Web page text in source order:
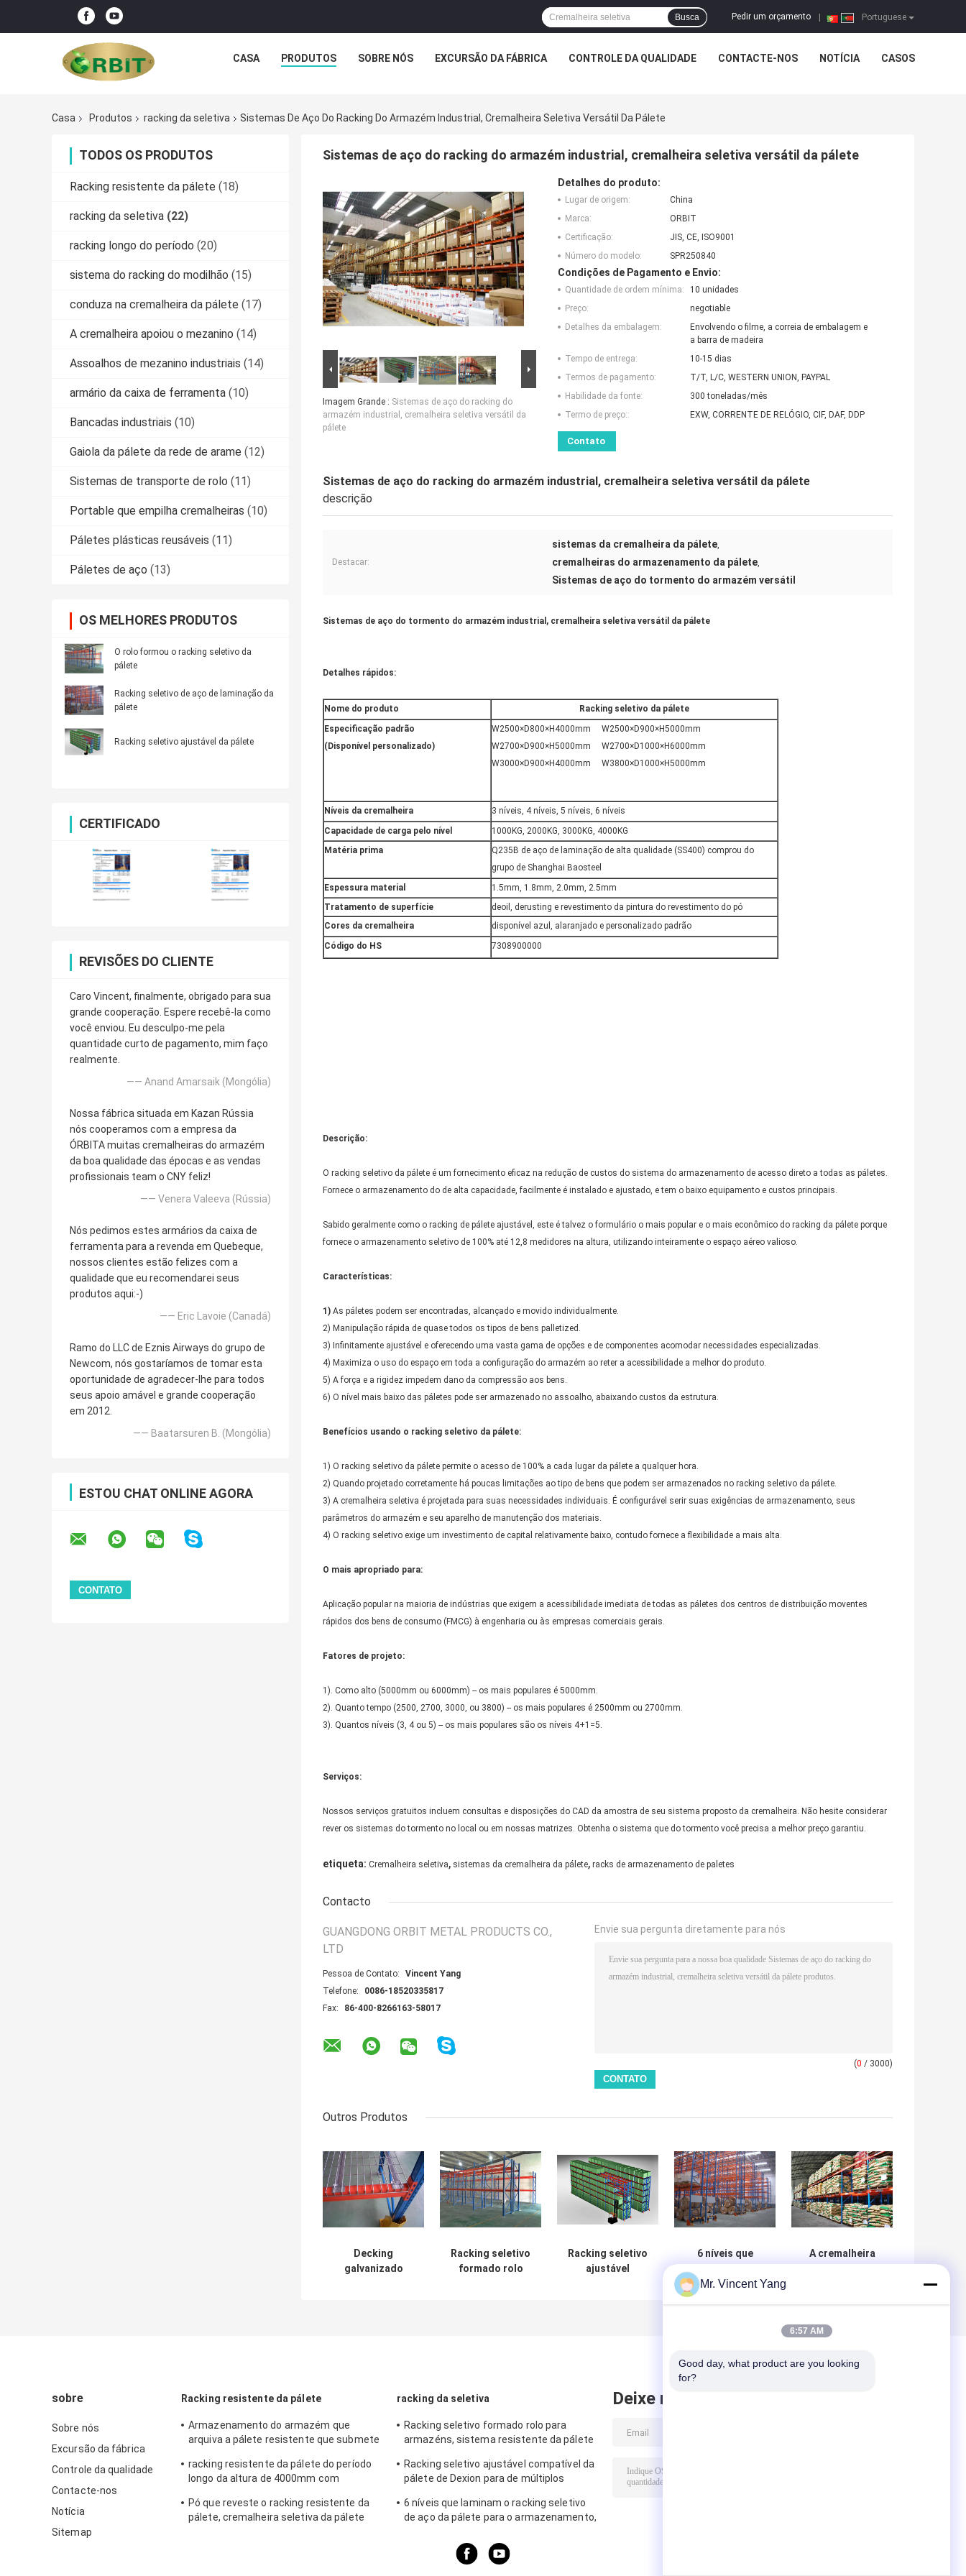
Portuguese
Pedir um orçamento
Busca
CASA PRODUTOS SOBRE NÓS EXCURSÃO DA FÁBRICA CONTROLE DA QUALIDADE CONTACTE-NOS NOTÍCIA CASOS
Casa Produtos racking da seletiva Sistemas De Aço Do Racking Do Armazém Industrial, Cremalheira Seletiva Versátil Da Pálete
TODOS OS PRODUTOS
Racking resistente da pálete (18)
racking da seletiva (22)
racking longo do período (20)
sistema do racking do modilhão (15)
conduza na cremalheira da pálete (17)
A cremalheira apoiou o mezanino (14)
Assoalhos de mezanino industriais (14)
armário da caixa de ferramenta (10)
Bancadas industriais (10)
Gaiola da pálete da rede de arame (12)
Sistemas de transporte de rolo (11)
Portable que empilha cremalheiras (10)
Páletes plásticas reusáveis (11)
Páletes de aço (13)
OS MELHORES PRODUTOS
O rolo formou o racking seletivo da
pálete
Racking seletivo de aço de laminação da
pálete
Racking seletivo ajustável da pálete
CERTIFICADO
REVISÕES DO CLIENTE
Caro Vincent, finalmente, obrigado para sua
grande cooperação. Espere recebê-la como
você enviou. Eu desculpo-me pela
quantidade curto de pagamento, mim faço
realmente.
—— Anand Amarsaik (Mongólia)
Nossa fábrica situada em Kazan Rússia
nós cooperamos com a empresa da
ÓRBITA muitas cremalheiras do armazém
da boa qualidade das épocas e as vendas
profissionais team o CNY feliz!
—— Venera Valeeva (Rússia)
Nós pedimos estes armários da caixa de
ferramenta para a revenda em Quebeque,
nossos clientes estão felizes com a
qualidade que eu recomendarei seus
produtos aqui:-)
—— Eric Lavoie (Canadá)
Ramo do LLC de Eznis Airways do grupo de
Newcom, nós gostaríamos de tomar esta
oportunidade de agradecer-lhe para todos
seus apoio amável e grande cooperação
em 2012.
—— Baatarsuren B. (Mongólia)
ESTOU CHAT ONLINE AGORA
Sistemas de aço do racking do armazém industrial, cremalheira seletiva versátil da pálete
Imagem Grande : Sistemas de aço do racking do
armazém industrial, cremalheira seletiva versátil da
pálete
Detalhes do produto:
Lugar de origem:
China
Marca:
ORBIT
Certificação:
JIS, CE, ISO9001
Número do modelo:
SPR250840
Condições de Pagamento e Envio:
Quantidade de ordem mínima:
10 unidades
Preço:
negotiable
Detalhes da embalagem:
Envolvendo o filme, a correia de embalagem e
a barra de madeira
Tempo de entrega:
10-15 dias
Termos de pagamento:
T/T, L/C, WESTERN UNION, PAYPAL
Habilidade da fonte:
300 toneladas/mês
Termo de preço::
EXW, CORRENTE DE RELÓGIO, CIF, DAF, DDP
Contato
Sistemas de aço do racking do armazém industrial, cremalheira seletiva versátil da pálete
descrição
Destacar:
sistemas da cremalheira da pálete,
cremalheiras do armazenamento da pálete,
Sistemas de aço do tormento do armazém versátil
Sistemas de aço do tormento do armazém industrial, cremalheira seletiva versátil da pálete
Detalhes rápidos:
Nome do produto
Racking seletivo da pálete
Especificação padrão
(Disponível personalizado)
W2500×D800×H4000mm W2500×D900×H5000mm
W2700×D900×H5000mm W2700×D1000×H6000mm
W3000×D900×H4000mm W3800×D1000×H5000mm
Níveis da cremalheira
3 níveis, 4 níveis, 5 níveis, 6 níveis
Capacidade de carga pelo nível
1000KG, 2000KG, 3000KG, 4000KG
Matéria prima
Q235B de aço de laminação de alta qualidade (SS400) comprou do
grupo de Shanghai Baosteel
Espessura material
1.5mm, 1.8mm, 2.0mm, 2.5mm
Tratamento de superfície
deoil, derusting e revestimento da pintura do revestimento do pó
Cores da cremalheira
disponível azul, alaranjado e personalizado padrão
Código do HS
7308900000
Descrição:
O racking seletivo da pálete é um fornecimento eficaz na redução de custos do sistema do armazenamento de acesso direto a todas as páletes.
Fornece o armazenamento do de alta capacidade, facilmente é instalado e ajustado, e tem o baixo equipamento e custos principais.
Sabido geralmente como o racking de pálete ajustável, este é talvez o formulário o mais popular e o mais econômico do racking da pálete porque
fornece o armazenamento seletivo de 100% até 12,8 medidores na altura, utilizando inteiramente o espaço aéreo valioso.
Características:
1) As páletes podem ser encontradas, alcançado e movido individualmente.
2) Manipulação rápida de quase todos os tipos de bens palletized.
3) Infinitamente ajustável e oferecendo uma vasta gama de opções e de componentes acomodar necessidades especializadas.
4) Maximiza o uso do espaço em toda a configuração do armazém ao reter a acessibilidade a melhor do produto.
5) A força e a rigidez impedem dano da compressão aos bens.
6) O nível mais baixo das páletes pode ser armazenado no assoalho, abaixando custos da estrutura.
Benefícios usando o racking seletivo da pálete:
1) O racking seletivo da pálete permite o acesso de 100% a cada lugar da pálete a qualquer hora.
2) Quando projetado corretamente há poucas limitações ao tipo de bens que podem ser armazenados no racking seletivo da pálete.
3) A cremalheira seletiva é projetada para suas necessidades individuais. É configurável serir suas exigências de armazenamento, seus
parâmetros do armazém e seu aparelho de manutenção dos materiais.
4) O racking seletivo exige um investimento de capital relativamente baixo, contudo fornece a flexibilidade a mais alta.
O mais apropriado para:
Aplicação popular na maioria de indústrias que exigem a acessibilidade imediata de todas as páletes dos centros de distribuição moventes
rápidos dos bens de consumo (FMCG) à engenharia ou às empresas comerciais gerais.
Fatores de projeto:
1). Como alto (5000mm ou 6000mm) -- os mais populares é 5000mm.
2). Quanto tempo (2500, 2700, 3000, ou 3800) -- os mais populares é 2500mm ou 2700mm.
3). Quantos níveis (3, 4 ou 5) -- os mais populares são os níveis 4+1=5.
Serviços:
Nossos serviços gratuitos incluem consultas e disposições do CAD da amostra de seu sistema proposto da cremalheira. Não hesite considerar
rever os sistemas do tormento no local ou em nossas matrizes. Obtenha o sistema que do tormento você precisa a melhor preço garantiu.
etiqueta: Cremalheira seletiva, sistemas da cremalheira da pálete, racks de armazenamento de paletes
Contacto
GUANGDONG ORBIT METAL PRODUCTS CO.,
LTD
Pessoa de Contato:
Vincent Yang
Telefone:
0086-18520335817
Fax:
86-400-8266163-58017
Envie sua pergunta diretamente para nós
(0 / 3000)
Outros Produtos
Decking
galvanizado
Racking seletivo
formado rolo
Racking seletivo
ajustável
6 níveis que
racking seletivo
de aço da pálete
A cremalheira
resistente do
sobre
Sobre nós
Excursão da fábrica
Controle da qualidade
Contacte-nos
Notícia
Sitemap
Racking resistente da pálete
Armazenamento do armazém que
arquiva a pálete resistente que submete
racking resistente da pálete do período
longo da altura de 4000mm com
do pó
Pó que reveste o racking resistente da
pálete, cremalheira seletiva da pálete
racking da seletiva
Racking seletivo formado rolo para
armazéns, sistema resistente da pálete
Racking seletivo ajustável compatível da
pálete de Dexion para de múltiplos
6 níveis que laminam o racking seletivo
de aço da pálete para o armazenamento,
Deixe mensagem
Mr. Vincent Yang
6:57 AM
Good day, what product are you looking
for?